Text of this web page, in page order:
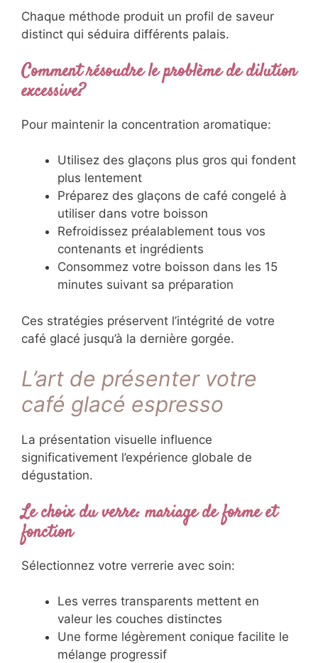
Chaque méthode produit un profil de saveur
distinct qui séduira différents palais.
Comment résoudre le problème de dilution
excessive?
Pour maintenir la concentration aromatique:
Utilisez des glaçons plus gros qui fondent
plus lentement
Préparez des glaçons de café congelé à
utiliser dans votre boisson
Refroidissez préalablement tous vos
contenants et ingrédients
Consommez votre boisson dans les 15
minutes suivant sa préparation
Ces stratégies préservent l’intégrité de votre
café glacé jusqu’à la dernière gorgée.
L’art de présenter votre
café glacé espresso
La présentation visuelle influence
significativement l’expérience globale de
dégustation.
Le choix du verre: mariage de forme et
fonction
Sélectionnez votre verrerie avec soin:
Les verres transparents mettent en
valeur les couches distinctes
Une forme légèrement conique facilite le
mélange progressif